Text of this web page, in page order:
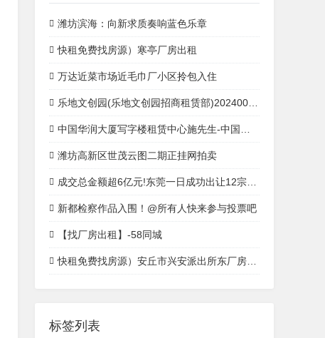
潍坊滨海：向新求质奏响蓝色乐章
快租免费找房源）寒亭厂房出租
万达近菜市场近毛巾厂小区拎包入住
乐地文创园(乐地文创园招商租赁部)20240008全讯注册官网0008全讯注册首页蕞新发布
中国华润大厦写字楼租赁中心施先生-中国华润大厦开发商
潍坊高新区世茂云图二期正挂网拍卖
成交总金额超6亿元!东莞一日成功出让12宗产业用地
新都检察作品入围！@所有人快来参与投票吧
【找厂房出租】-58同城
快租免费找房源）安丘市兴安派出所东厂房出租
标签列表